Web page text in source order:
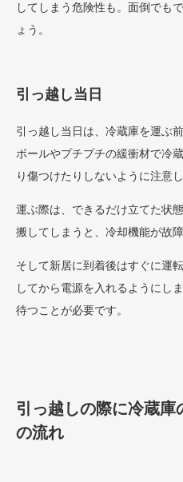
してしまう危険性も。面倒でも
ょう。
引っ越し当日
引っ越し当日は、冷蔵庫を運ぶ
ボールやプチプチの緩衝材で冷
り傷つけたりしないように注意
運ぶ際は、できるだけ立てた状
搬してしまうと、冷却機能が故
そして新居に到着後はすぐに運
してから電源を入れるようにし
待つことが必要です。
引っ越しの際に冷蔵庫
の流れ